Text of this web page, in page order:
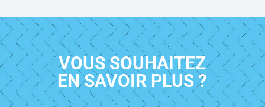
VOUS SOUHAITEZ
EN SAVOIR PLUS ?